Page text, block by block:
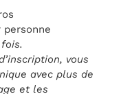
personne
vous
avec plus de
et les